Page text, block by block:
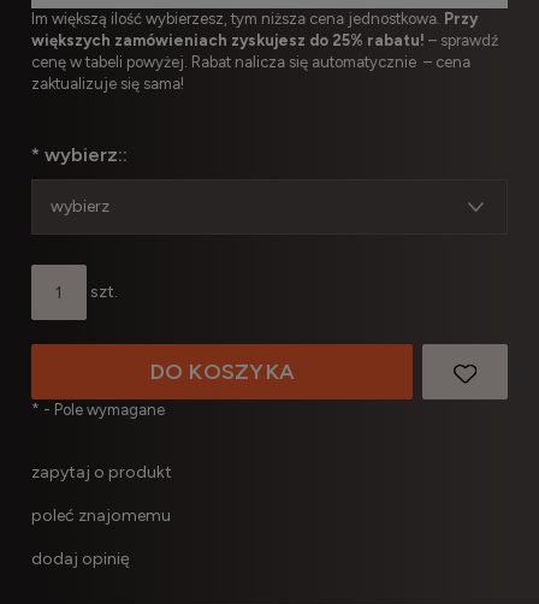
Im większą ilość wybierzesz, tym niższa cena jednostkowa. Przy
większych zamówieniach zyskujesz do 25% rabatu! – sprawdź
cenę w tabeli powyżej. Rabat nalicza się automatycznie – cena
zaktualizuje się sama!
* wybierz::
szt.
DO KOSZYKA
* - Pole wymagane
zapytaj o produkt
poleć znajomemu
dodaj opinię